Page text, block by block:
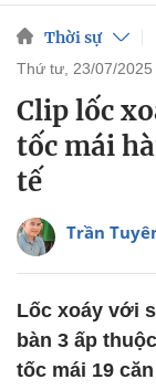
Thời sự
thứ tư, 23/07/
Clip lốc
tốc mái
tế
Trần
Lốc xoáy với
bàn 3 ấp
tốc mái 19